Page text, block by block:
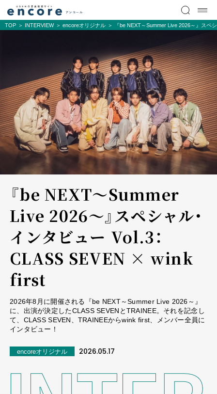
TOP INTERVIEW encoreオリジナル 『be NEXT～Summer Live 2026～』ス
『be NEXT～Summer
Live 2026～』スペシャル・
インタビュー ――Vol.3：
CLASS SEVEN × wink
first
2026年8月に開催される『be NEXT～Summer Live 2026～』
に、出演が決定したCLASS SEVENとTRAINEE。それを記念し
て、CLASS SEVEN、TRAINEEからwink first、メンバー全員に
インタビュー！
encoreオリジナル 2026.05.17